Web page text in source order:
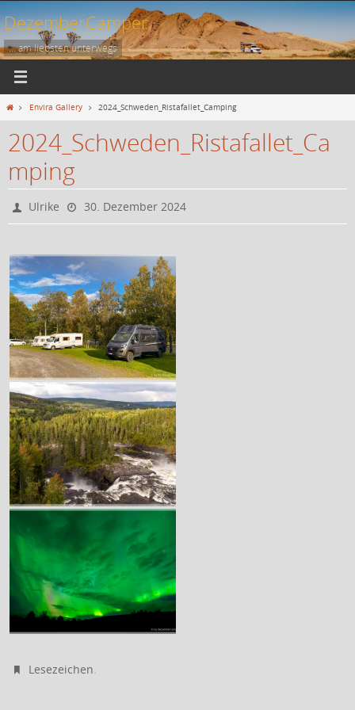
Zum
Inhalt
springen
DezemberCamper
... am liebsten unterwegs
StartEnvira Gallery 2024_Schweden_Ristafallet_Camping
2024_Schweden_Ristafallet_Ca
mping
Ulrike 30. Dezember 2024
Lesezeichen.